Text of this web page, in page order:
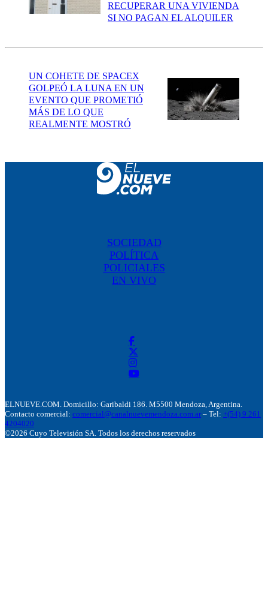
RECUPERAR UNA VIVIENDA
SI NO PAGAN EL ALQUILER
UN COHETE DE SPACEX
GOLPEÓ LA LUNA EN UN
EVENTO QUE PROMETIÓ
MÁS DE LO QUE
REALMENTE MOSTRÓ
SOCIEDAD
POLÍTICA
POLICIALES
EN VIVO
ELNUEVE.COM. Domicillo: Garibaldi 186. M5500 Mendoza, Argentina.
Contacto comercial: comercial@canalnuevemendoza.com.ar – Tel: +(54) 9 261
4204020
©2026 Cuyo Televisión SA. Todos los derechos reservados